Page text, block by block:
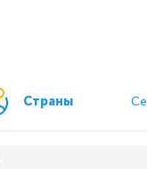
Страны